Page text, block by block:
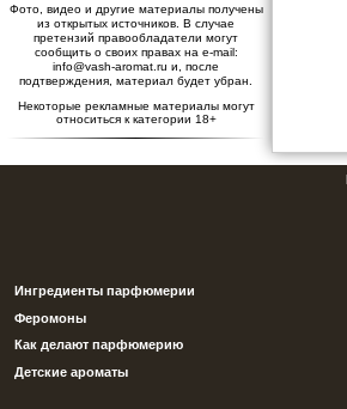
Фото, видео и другие материалы получены
из открытых источников. В случае
претензий правообладатели могут
сообщить о своих правах на e-mail:
info@vash-aromat.ru и, после
подтверждения, материал будет убран.
Некоторые рекламные материалы могут
относиться к категории 18+
Ингредиенты парфюмерии
Феромоны
Как делают парфюмерию
Детские ароматы